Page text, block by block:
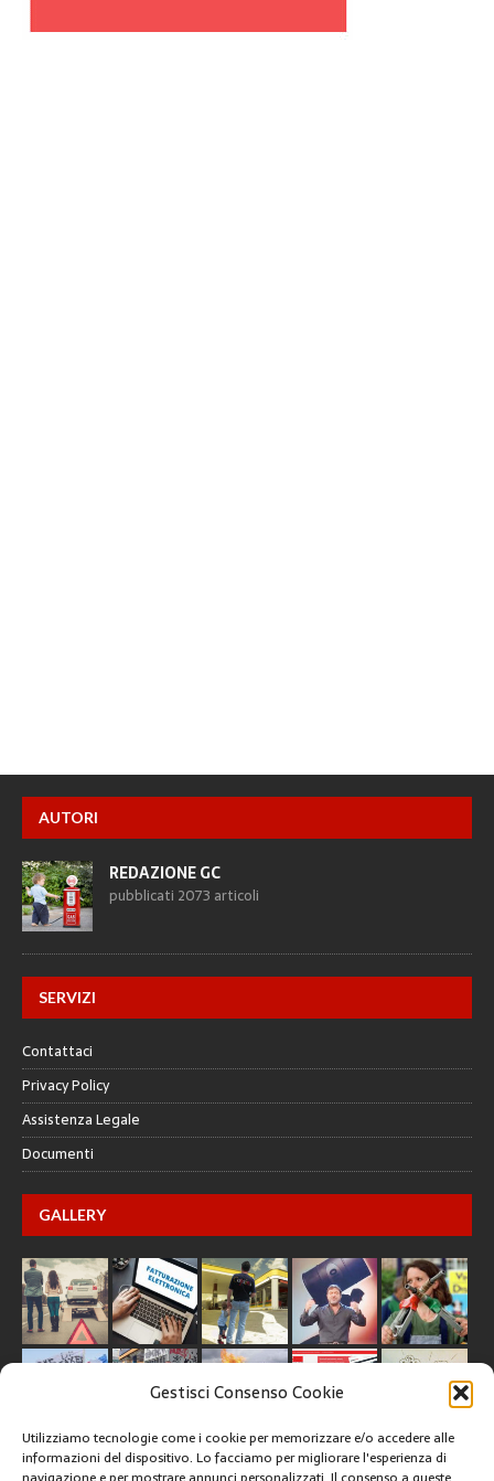
Gestisci Consenso Cookie
Utilizziamo tecnologie come i cookie per memorizzare e/o accedere alle
informazioni del dispositivo. Lo facciamo per migliorare l'esperienza di
AUTORI
REDAZIONE GC
pubblicati 2073 articoli
SERVIZI
Contattaci
Privacy Policy
Assistenza Legale
Documenti
GALLERY